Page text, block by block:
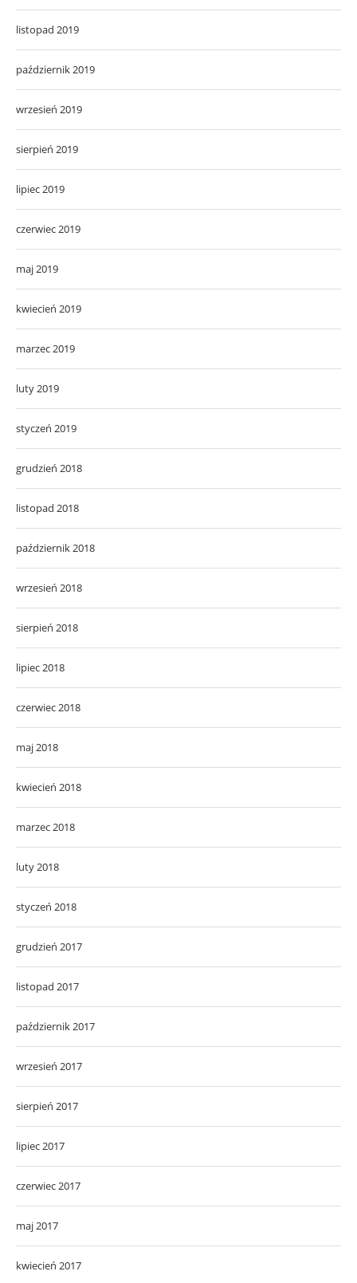
listopad 2019
październik 2019
wrzesień 2019
sierpień 2019
lipiec 2019
czerwiec 2019
maj 2019
kwiecień 2019
marzec 2019
luty 2019
styczeń 2019
grudzień 2018
listopad 2018
październik 2018
wrzesień 2018
sierpień 2018
lipiec 2018
czerwiec 2018
maj 2018
kwiecień 2018
marzec 2018
luty 2018
styczeń 2018
grudzień 2017
listopad 2017
październik 2017
wrzesień 2017
sierpień 2017
lipiec 2017
czerwiec 2017
maj 2017
kwiecień 2017